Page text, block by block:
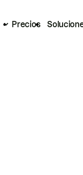
Precios